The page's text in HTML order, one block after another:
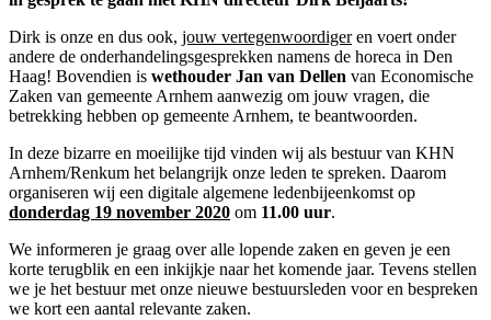
Dirk is onze en dus ook, jouw vertegenwoordigeren voert onder
andere de onderhandelingsgesprekken namens de horeca in Den
Haag! Bovendien is wethouder Jan van Dellen van Economische
Zaken van gemeente Arnhem aanwezig om jouw vragen, die
betrekking hebben op gemeente Arnhem, te beantwoorden.
In deze bizarre en moeilijke tijd vinden wij als bestuur van KHN
Arnhem/Renkum het belangrijk onze leden te spreken. Daarom
organiseren wij een digitale algemene ledenbijeenkomst op
donderdag 19 november 2020 om 11.00 uur.
We informeren je graag over alle lopende zaken en geven je een
korte terugblik en een inkijkje naar het komende jaar. Tevens stellen
we je het bestuur met onze nieuwe bestuursleden voor en bespreken
we kort een aantal relevante zaken.